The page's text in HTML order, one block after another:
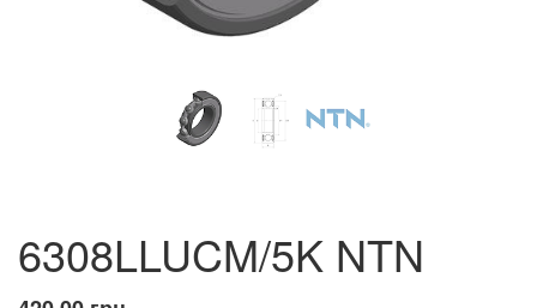
6308LLUCM/5K NTN